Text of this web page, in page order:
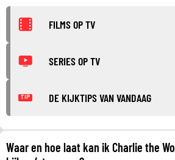
FILMS OP TV
SERIES OP TV
TIP DE KIJKTIPS VAN VANDAAG
Waar en hoe laat kan ik Charlie the